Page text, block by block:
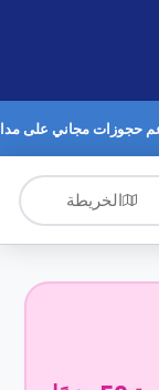
حجوزات مجاني على مدار
الخريطة